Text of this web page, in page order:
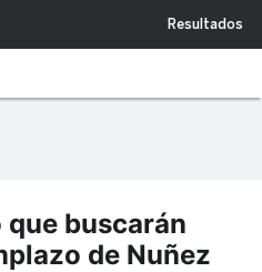
Resultados
buscarán
de Nuñez